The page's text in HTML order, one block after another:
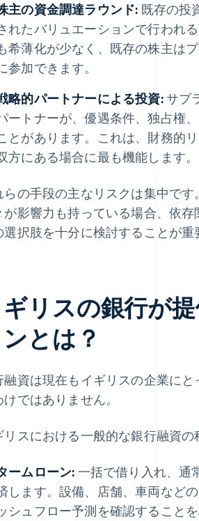
主の資金調達ラウンド: 既存の投
れたバリュエーションで行われ
希薄化が少なく、既存の株主は
参加できます。
略的パートナーによる投資:サプ
ートナーが、優遇条件、独占権
とがあります。これは、財務的
方にある場合に最も機能します。
らの手段の主なリスクは集中で
が影響力も持っている場合、依
選択肢を十分に検討することが重
リスの銀行が
とは？
融資は現在もイギリスの企業に
ではありません。
リスにおける一般的な銀行融資の
ームローン: 一括で借り入れ、通
します。設備、店舗、車両など
シュフロー予測を確認すること